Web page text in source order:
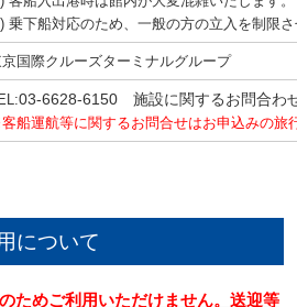
乗下船対応のため、一般の方の立入を制限
国際クルーズターミナルグループ
03-6628-6150 施設に関するお問合わ
船運航等に関するお問合せはお申込みの旅
について
ためご利用いただけません。送迎等